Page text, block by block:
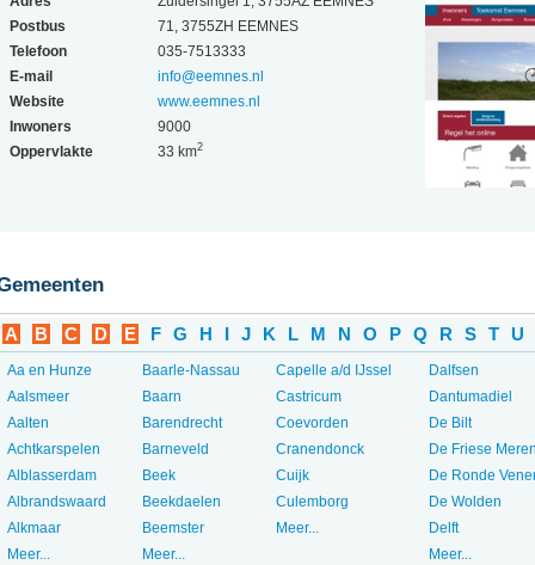
Postbus
71, 3755ZH EEMNES
Telefoon
035-7513333
E-mail
info@eemnes.nl
Website
www.eemnes.nl
Inwoners
9000
Oppervlakte
33 km2
A B C D E F G H I J K L M N O P Q R S T U
Aa en Hunze
Aalsmeer
Aalten
Achtkarspelen
Alblasserdam
Albrandswaard
Alkmaar
Meer...
Baarle-Nassau
Baarn
Barendrecht
Barneveld
Beek
Beekdaelen
Beemster
Meer...
Capelle a/d IJssel
Castricum
Coevorden
Cranendonck
Cuijk
Culemborg
Meer...
Dalfsen
Dantumadiel
De Bilt
De Friese
De Ronde
De Wolden
Delft
Meer...